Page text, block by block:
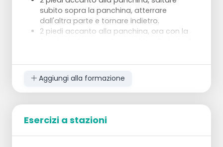
subito sopra la panchina, atterrare
dall'altra parte e tornare indietro.
2 piedi accanto alla panchina, ora con la
tornare indietro.
panca uno, panca 2 e terzo salto in alto.
Aggiungi alla formazione
Esercizi a stazioni